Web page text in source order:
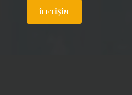
İLETIŞIM